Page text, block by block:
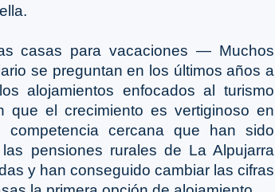
casas para vacaciones ― Muchos
se preguntan en los últimos años a
alojamientos enfocados al turismo
que el crecimiento es vertiginoso en
competencia cercana que han sido
pensiones rurales de La Alpujarra
y han conseguido cambiar las cifras